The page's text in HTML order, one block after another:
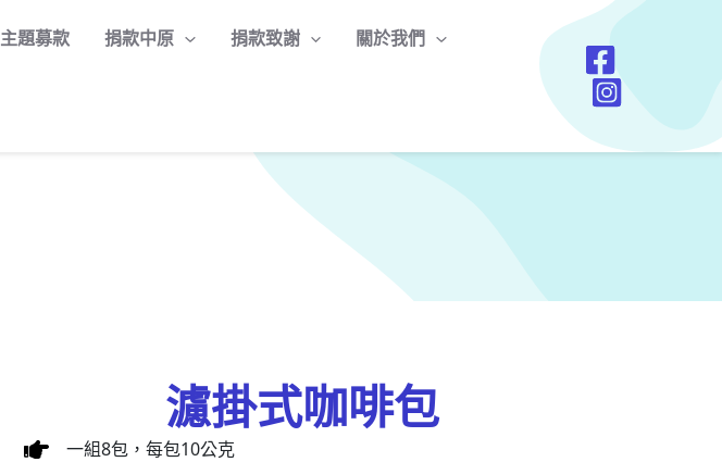
主題募款 捐款中原 捐款致謝 關於我們
濾掛式咖啡包
一組8包，每包10公克